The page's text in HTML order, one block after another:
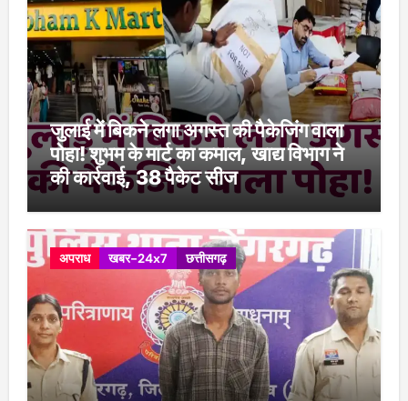
जुलाई में बिकने लगा अगस्त की पैकेजिंग वाला
पोहा! शुभम के मार्ट का कमाल, खाद्य विभाग ने
की कार्रवाई, 38 पैकेट सीज
अपराध खबर-24x7 छत्तीसगढ़